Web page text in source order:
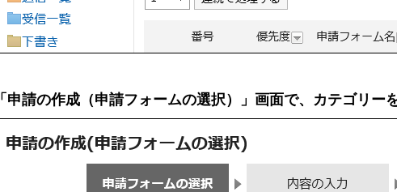
「申請の作成（申請フォームの選択）」画面で、カテゴリー